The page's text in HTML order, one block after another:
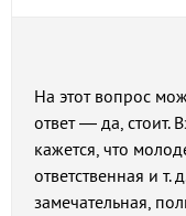
На этот вопрос
ответ — да, стоит.
кажется, что
ответственная и т.
замечательная,